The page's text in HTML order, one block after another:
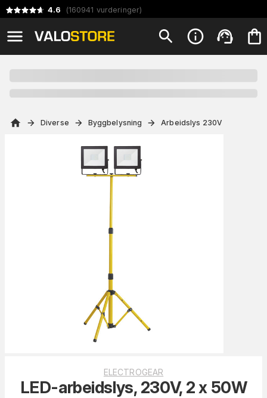
4.6 (160941 vurderinger)
Diverse Byggbelysning Arbeidslys 230V
ELECTROGEAR
LED-arbeidslys, 230V, 2 x 50W